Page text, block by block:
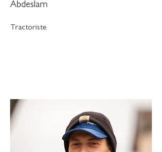
Abdeslam
Tractoriste